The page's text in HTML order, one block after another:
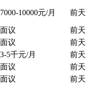
7000-10000元/月 前天
面议
前天
面议
前天
3-5千元/月
前天
面议
前天
面议
前天